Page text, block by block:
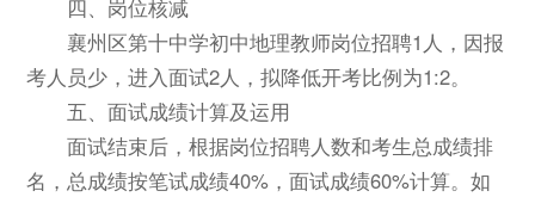
四、岗位核减
襄州区第十中学初中地理教师岗位招聘1人，因报
考人员少，进入面试2人，拟降低开考比例为1:2。
五、面试成绩计算及运用
面试结束后，根据岗位招聘人数和考生总成绩排
名，总成绩按笔试成绩40%，面试成绩60%计算。如